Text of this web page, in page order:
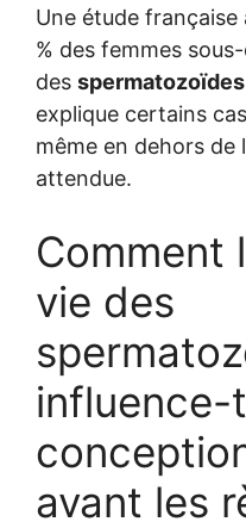
Une étude
% des femmes
des spermatozoïdes
explique certains
même en dehors
attendue.
Comment
vie des
influence-
avant les